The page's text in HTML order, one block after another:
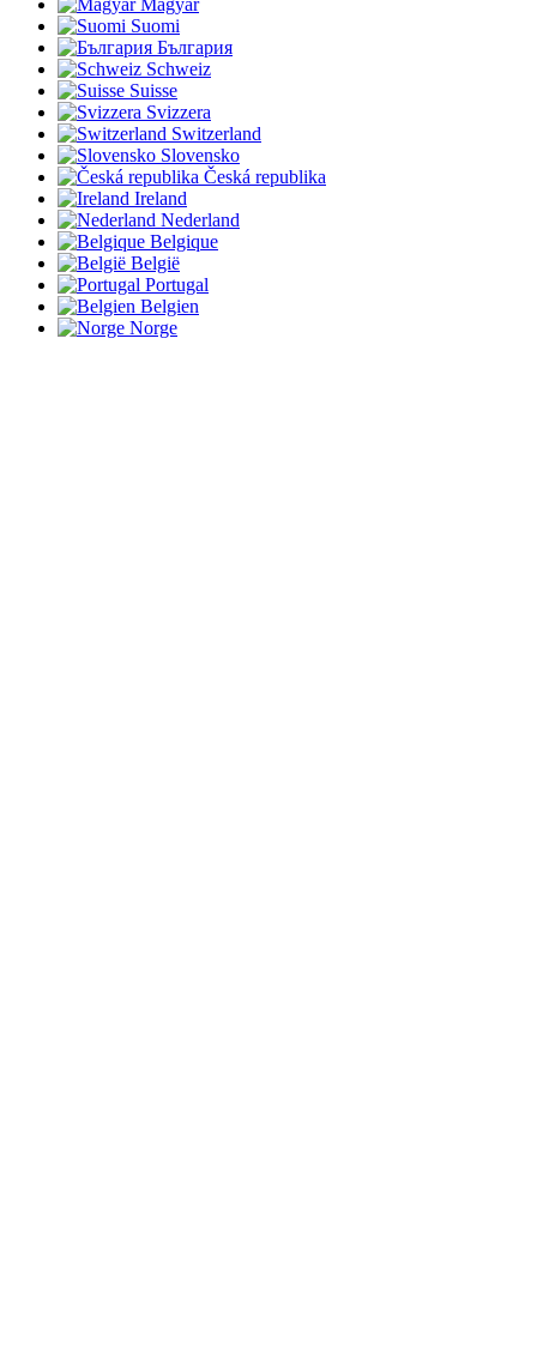
Magyar
Suomi
България
Schweiz
Suisse
Svizzera
Switzerland
Slovensko
Česká republika
Ireland
Nederland
Belgique
België
Portugal
Belgien
Norge